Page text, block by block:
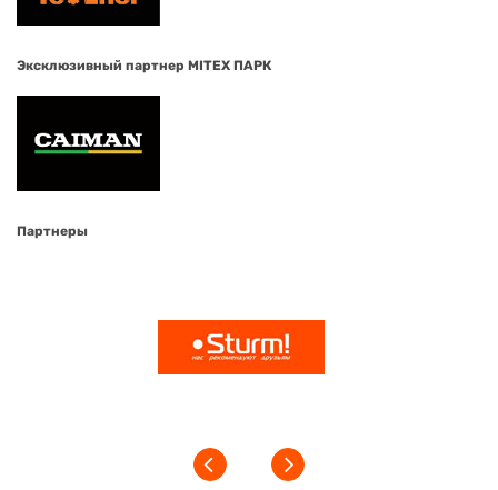
Эксклюзивный партнер MITEX ПАРК
Партнеры